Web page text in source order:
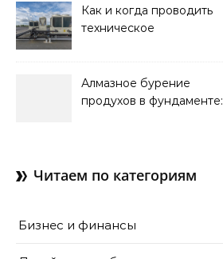
Как и когда проводить
техническое
Алмазное бурение
продухов в фундаменте:
Читаем по категориям
Бизнес и финансы